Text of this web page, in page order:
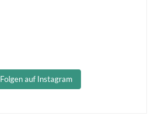
Folgen auf Instagram